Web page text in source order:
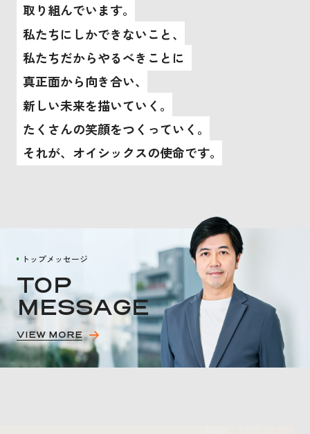
取り組んでいます。
私たちにしかできないこと、
私たちだからやるべきことに
真正面から向き合い、
新しい未来を描いていく。
たくさんの笑顔をつくっていく。
それが、オイシックスの使命です。
トップメッセージ
TOP
MESSAGE
VIEW MORE